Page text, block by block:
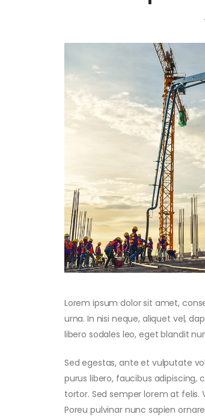
Lorem ipsum dolor sit amet,
urna. In nisi neque, aliquet vel,
libero sodales leo, eget blandit
Sed egestas, ante et vulputate
purus libero, faucibus adipiscing,
tortor. Sed semper lorem at felis.
Poreu pulvinar nunc sapien